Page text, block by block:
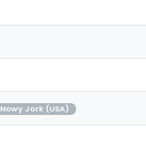
Nowy Jork (USA)